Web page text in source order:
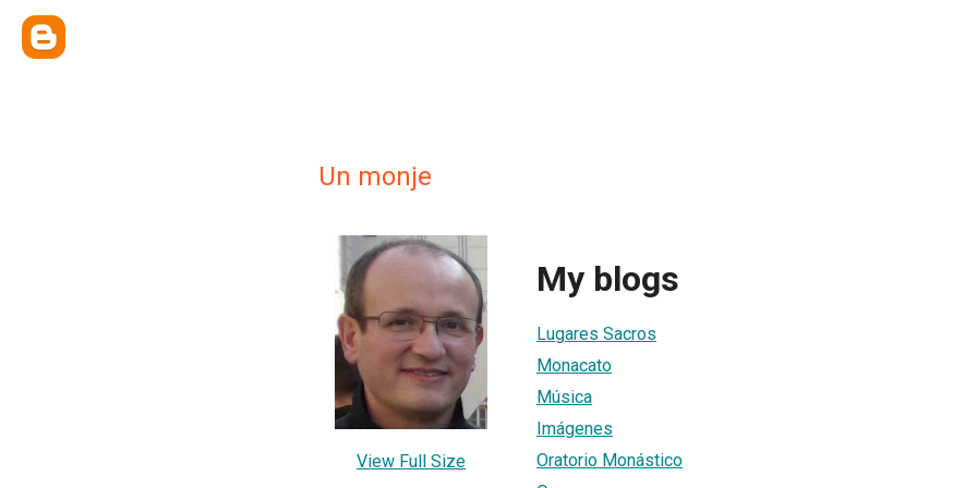
Un monje
View Full Size
My blogs
Lugares Sacros
Monacato
Música
Imágenes
Oratorio Monástico